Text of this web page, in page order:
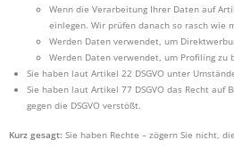
Wenn die Verarbeitung Ihrer Daten auf
einlegen. Wir prüfen danach so rasch wie
Werden Daten verwendet, um
Werden Daten verwendet, um Profiling
Sie haben laut Artikel 22 DSGVO unter
Sie haben laut Artikel 77 DSGVO das Recht
gegen die DSGVO verstößt.
Kurz gesagt: Sie haben Rechte – zögern Sie nicht,